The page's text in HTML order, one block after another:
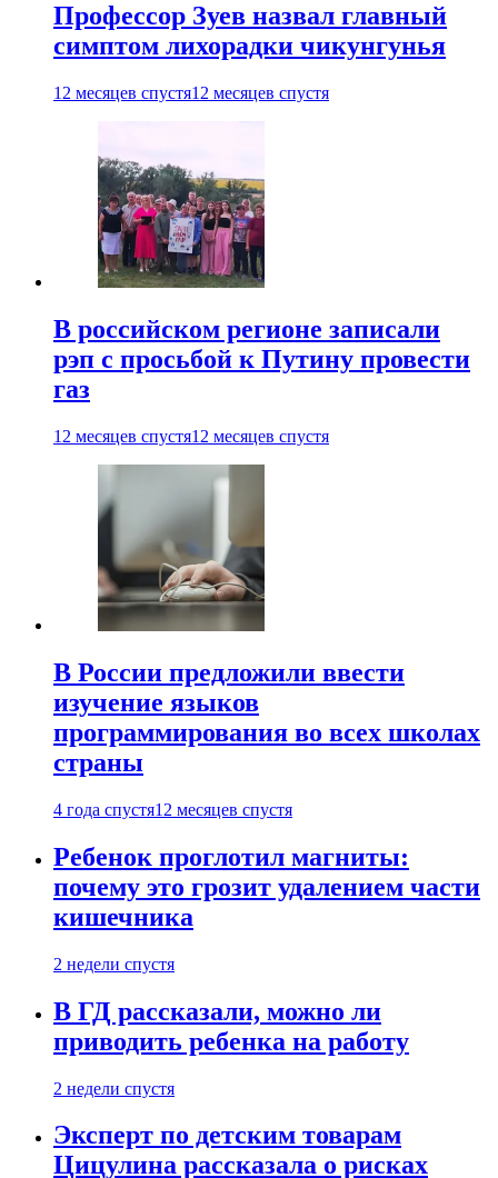
Профессор Зуев назвал главный
симптом лихорадки чикунгунья
12 месяцев спустя12 месяцев спустя
В российском регионе записали
рэп с просьбой к Путину провести
газ
12 месяцев спустя12 месяцев спустя
В России предложили ввести
изучение языков
программирования во всех школах
страны
4 года спустя12 месяцев спустя
Ребенок проглотил магниты:
почему это грозит удалением части
кишечника
2 недели спустя
В ГД рассказали, можно ли
приводить ребенка на работу
2 недели спустя
Эксперт по детским товарам
Цицулина рассказала о рисках